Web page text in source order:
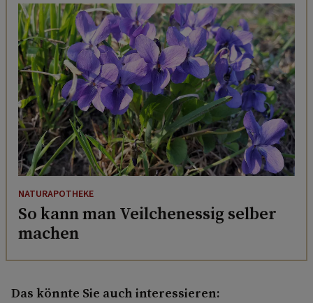
NATURAPOTHEKE
So kann man Veilchenessig selber
machen
Das könnte Sie auch interessieren: